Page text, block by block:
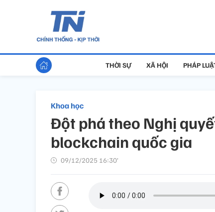
THỜI SỰ XÃ HỘI PHÁP
Khoa học
Đột phá theo Nghị
blockchain quốc gia
09/12/2025 16:30’